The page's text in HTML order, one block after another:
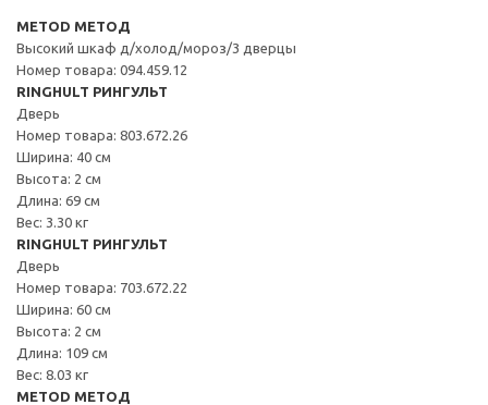
METOD МЕТОД
Высокий шкаф д/холод/мороз/3 дверцы
Номер товара: 094.459.12
RINGHULT РИНГУЛЬТ
Дверь
Номер товара: 803.672.26
Ширина: 40 см
Высота: 2 см
Длина: 69 см
Вес: 3.30 кг
RINGHULT РИНГУЛЬТ
Дверь
Номер товара: 703.672.22
Ширина: 60 см
Высота: 2 см
Длина: 109 см
Вес: 8.03 кг
METOD МЕТОД